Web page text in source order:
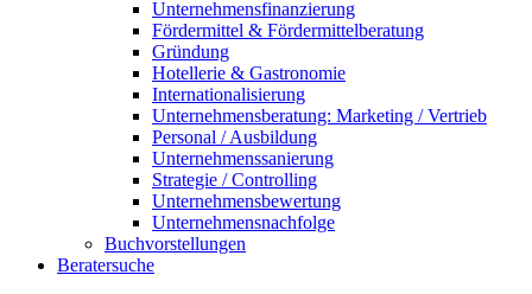
Unternehmensfinanzierung
Fördermittel & Fördermittelberatung
Gründung
Hotellerie & Gastronomie
Internationalisierung
Unternehmensberatung: Marketing / Vertrieb
Personal / Ausbildung
Unternehmenssanierung
Strategie / Controlling
Unternehmensbewertung
Unternehmensnachfolge
Buchvorstellungen
Beratersuche